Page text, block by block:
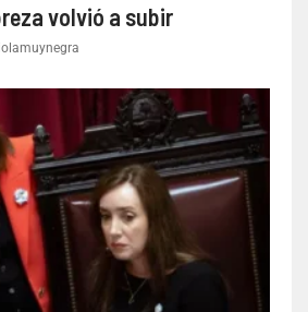
volvió a subir